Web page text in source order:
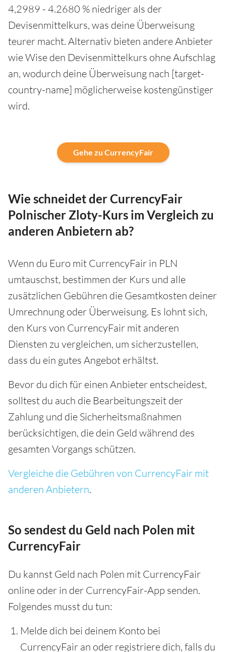
4,2989 - 4.2680 % niedriger als der
Devisenmittelkurs, was deine Überweisung
teurer macht. Alternativ bieten andere Anbieter
wie Wise den Devisenmittelkurs ohne Aufschlag
an, wodurch deine Überweisung nach [target-
country-name] möglicherweise kostengünstiger
wird.
Gehe zu CurrencyFair
Wie schneidet der CurrencyFair
Polnischer Zloty-Kurs im Vergleich zu
anderen Anbietern ab?
Wenn du Euro mit CurrencyFair in PLN
umtauschst, bestimmen der Kurs und alle
zusätzlichen Gebühren die Gesamtkosten deiner
Umrechnung oder Überweisung. Es lohnt sich,
den Kurs von CurrencyFair mit anderen
Diensten zu vergleichen, um sicherzustellen,
dass du ein gutes Angebot erhältst.
Bevor du dich für einen Anbieter entscheidest,
solltest du auch die Bearbeitungszeit der
Zahlung und die Sicherheitsmaßnahmen
berücksichtigen, die dein Geld während des
gesamten Vorgangs schützen.
Vergleiche die Gebühren von CurrencyFair mit
anderen Anbietern.
So sendest du Geld nach Polen mit
CurrencyFair
Du kannst Geld nach Polen mit CurrencyFair
online oder in der CurrencyFair-App senden.
Folgendes musst du tun:
Melde dich bei deinem Konto bei
CurrencyFair an oder registriere dich, falls du